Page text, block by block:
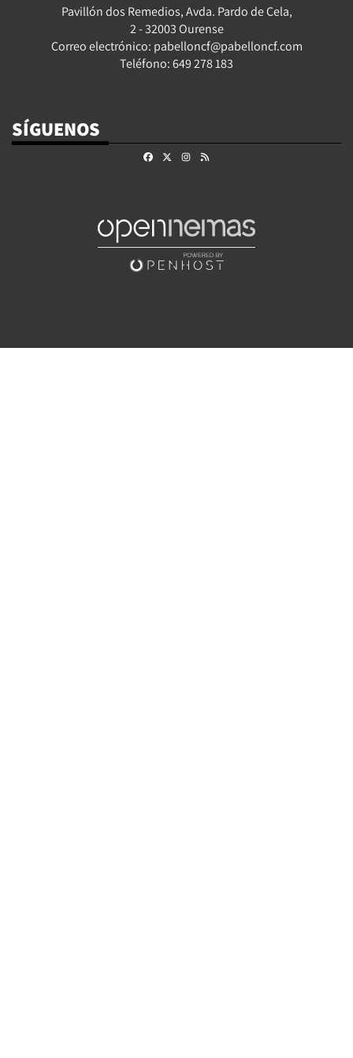
Pavillón dos Remedios, Avda. Pardo de Cela,
2 - 32003 Ourense
Correo electrónico: pabelloncf@pabelloncf.com
Teléfono: 649 278 183
SÍGUENOS
FacebookInstagram